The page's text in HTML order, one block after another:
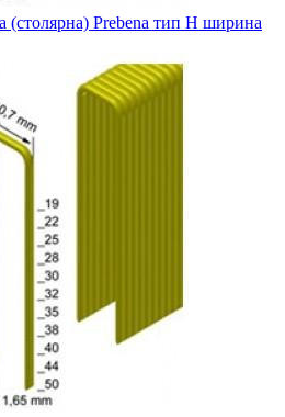
(столярна) Prebena тип H ширина